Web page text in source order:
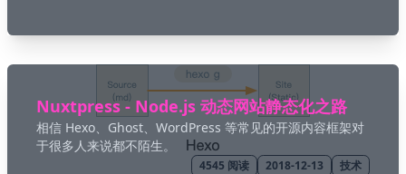
Nuxtpress - Node.js 动态网站静态化之路
相信 Hexo、Ghost、WordPress 等常见的开源内容框架对
于很多人来说都不陌生。
4545 阅读 2018-12-13 技术